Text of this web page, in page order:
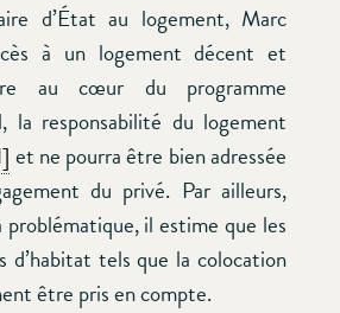
d’État au logement, Marc
à un logement décent et
au cœur du programme
la responsabilité du logement
et ne pourra être bien adressée
du privé. Par ailleurs,
il estime que les
d’habitat tels que la colocation
être pris en compte.